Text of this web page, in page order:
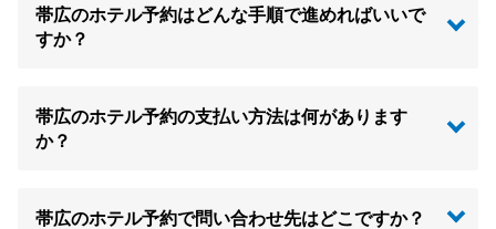
帯広のホテル予約はどんな手順で進めればいいで
すか？
帯広のホテル予約の支払い方法は何があります
か？
帯広のホテル予約で問い合わせ先はどこですか？